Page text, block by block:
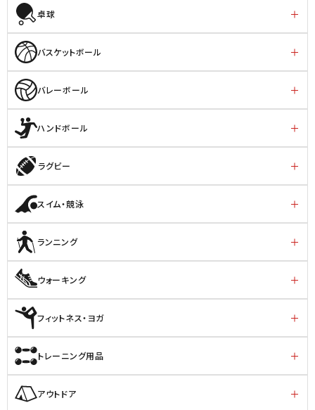
卓球
バスケットボール
バレーボール
ハンドボール
ラグビー
スイム・競泳
ランニング
ウォーキング
フィットネス・ヨガ
トレーニング用品
アウトドア